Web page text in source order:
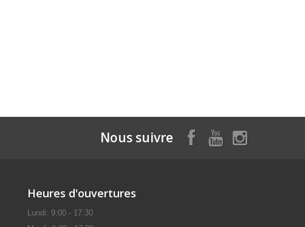
Nous suivre
Heures d'ouvertures
Lundi: 9:00 - 17:30